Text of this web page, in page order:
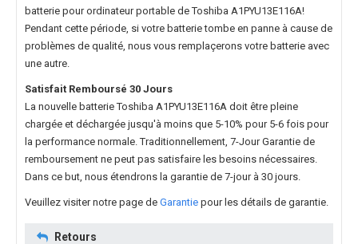
batterie pour ordinateur portable de Toshiba A1PYU13E116A!
Pendant cette période, si votre batterie tombe en panne à cause de
problèmes de qualité, nous vous remplaçerons votre batterie avec
une autre.
Satisfait Remboursé 30 Jours
La nouvelle batterie Toshiba A1PYU13E116A doit être pleine
chargée et déchargée jusqu'à moins que 5-10% pour 5-6 fois pour
la performance normale. Traditionnellement, 7-Jour Garantie de
remboursement ne peut pas satisfaire les besoins nécessaires.
Dans ce but, nous étendrons la garantie de 7-jour à 30 jours.
Veuillez visiter notre page de Garantie pour les détails de garantie.
Retours